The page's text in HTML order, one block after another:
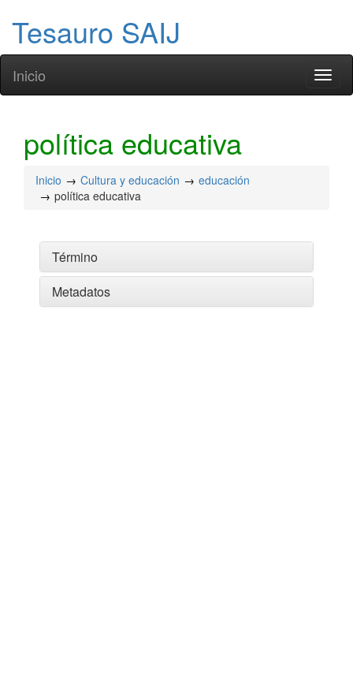
Tesauro SAIJ
Inicio
política educativa
Inicio Cultura y educación
educación
política educativa
Término
Metadatos